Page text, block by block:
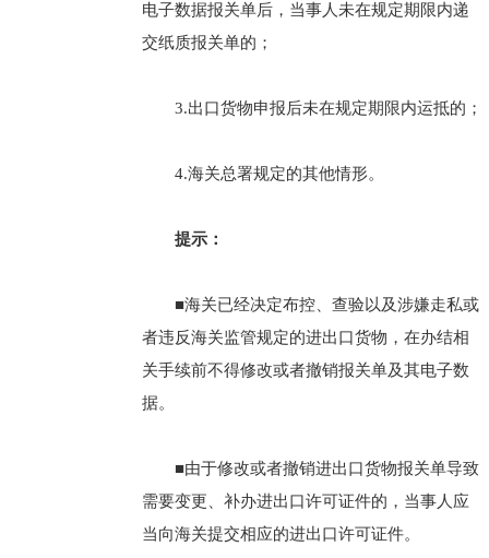
电子数据报关单后，当事人未在规定期限内递
交纸质报关单的；
3.出口货物申报后未在规定期限内运抵的；
4.海关总署规定的其他情形。
提示：
■海关已经决定布控、查验以及涉嫌走私或
者违反海关监管规定的进出口货物，在办结相
关手续前不得修改或者撤销报关单及其电子数
据。
■由于修改或者撤销进出口货物报关单导致
需要变更、补办进出口许可证件的，当事人应
当向海关提交相应的进出口许可证件。